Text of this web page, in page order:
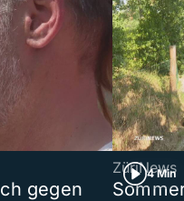
gegen
4 Min
ZüriNews